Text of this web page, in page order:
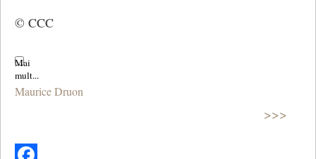
© CCC
Maurice Druon
>>>